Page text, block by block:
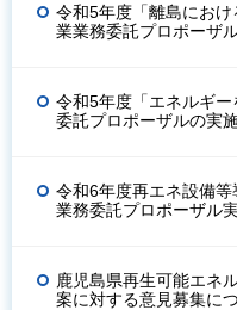
令和5年度「離島にお
業業務委託プロポーザ
令和5年度「エネルギ
委託プロポーザルの実
令和6年度再エネ設備
業務委託プロポーザル
鹿児島県再生可能エネ
案に対する意見募集に